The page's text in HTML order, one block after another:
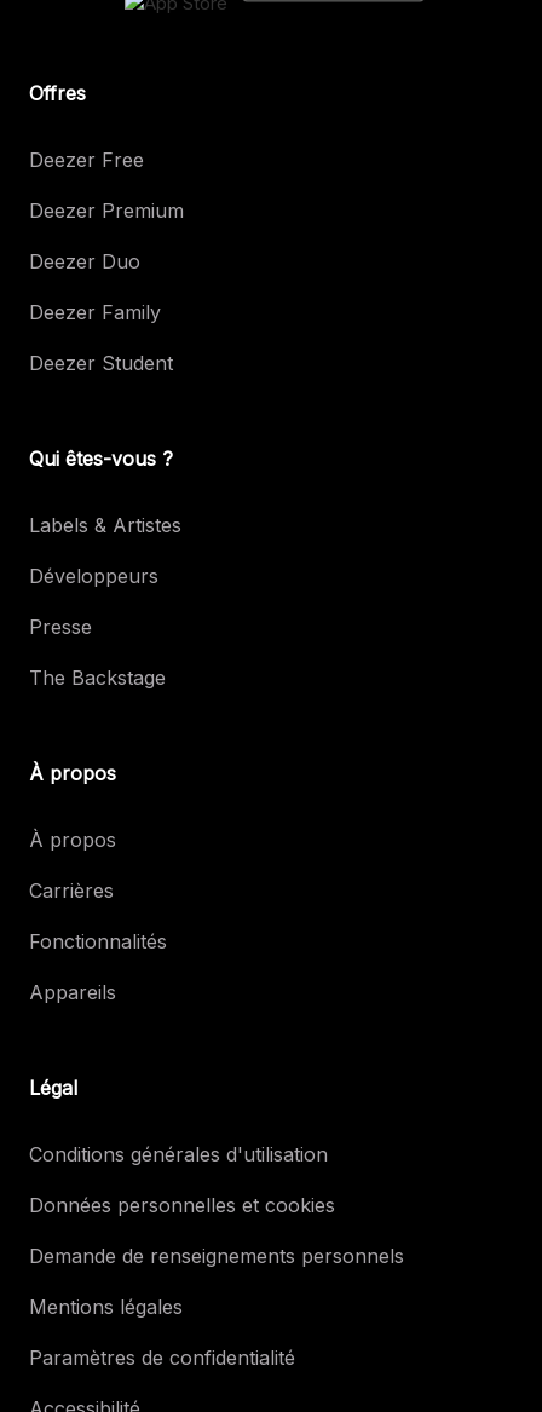
Offres
Deezer Free
Deezer Premium
Deezer Duo
Deezer Family
Deezer Student
Qui êtes-vous ?
Labels & Artistes
Développeurs
Presse
The Backstage
À propos
À propos
Carrières
Fonctionnalités
Appareils
Légal
Conditions générales d'utilisation
Données personnelles et cookies
Demande de renseignements personnels
Mentions légales
Paramètres de confidentialité